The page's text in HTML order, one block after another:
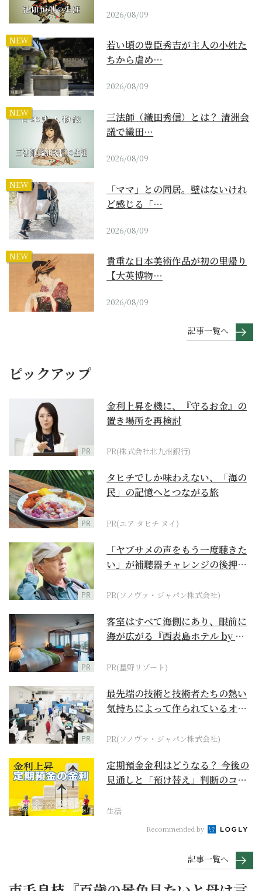
2026/08/09
NEW
若い頃の豊臣秀吉が主人の小姓た
ちから虐め…
2026/08/09
NEW
三法師（織田秀信）とは？ 清洲会
議で織田…
2026/08/09
NEW
「ママ」との同居。壁はないけれ
ど感じる「…
2026/08/09
NEW
貴重な日本美術作品が初の里帰り
【大英博物…
2026/08/09
記事一覧へ
ピックアップ
PR
金利上昇を機に、『守るお金』の
置き場所を再検討
PR(株式会社北九州銀行)
PR
タヒチでしか味わえない、「海の
民」の記憶へとつながる旅
PR(エア タヒチ ヌイ)
PR
「ヤブサメの声をもう一度聴きた
い」が補聴器チャレンジの後押し
PR(ソノヴァ・ジャパン株式会社)
PR
客室はすべて海側にあり、眼前に
海が広がる『西表島ホテル by 星
PR(星野リゾート)
PR
最先端の技術と技術者たちの熱い
気持ちによって作られているオー
PR(ソノヴァ・ジャパン株式会社)
定期預金金利はどうなる？ 今後の
見通しと「預け替え」判断のコツ
生活
Recommended by
記事一覧へ